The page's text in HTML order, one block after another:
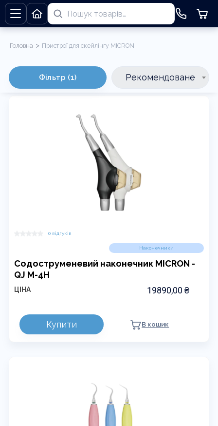
Головна > Пристрої для скейлінгу MICRON
Фільтр (1) Рекомендоване
0 відгуків
Содоструменевий наконечник MICRON -
QJ M-4H
Наконечники
ЦІНА 19890,00 ₴
Купити В кошик